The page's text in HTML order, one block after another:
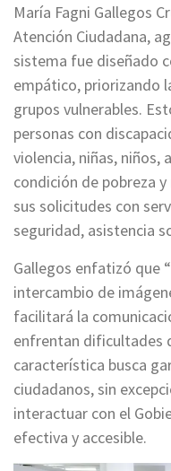
María Fagni Gallegos
Atención Ciudadana,
sistema fue diseñado
empático, priorizando
grupos vulnerables.
personas con
violencia, niñas, niños,
condición de pobreza
sus solicitudes con
seguridad, asistencia
Gallegos enfatizó que
intercambio de
facilitará la
enfrentan dificultades
característica busca
ciudadanos, sin
interactuar con el
efectiva y accesible.